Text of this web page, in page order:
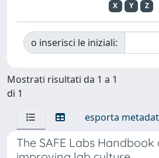
X
Y Z
o inserisci le iniziali:
Mostrati risultati da 1 a 1
di 1
esporta
The SAFE Labs